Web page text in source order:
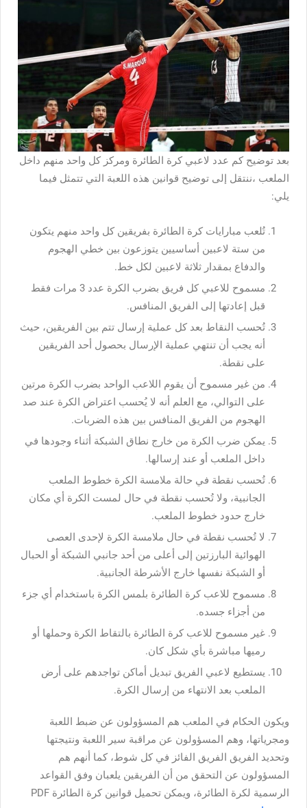
بعد توضيح كم عدد لاعبي كرة الطائرة ومركز كل واحد منهم داخل
الملعب ،ننتقل إلى توضيح قوانين هذه اللعبة التي تتمثل فيما
يلي:
تُلعب مبارايات كرة الطائرة بفريقين كل واحد منهم يتكون
من ستة لاعبين أساسيين يتوزعون بين خطي الهجوم
والدفاع بمقدار ثلاثة لاعبين لكل خط.
مسموح للاعبي كل فريق بضرب الكرة عدد 3 مرات فقط
قبل إعادتها إلى الفريق المنافس.
تُحسب النقاط بعد كل عملية إرسال تتم بين الفريقين، حيث
أنه يجب أن تنتهي عملية الإرسال بحصول أحد الفريقين
على نقطة.
من غير مسموح أن يقوم اللاعب الواحد بضرب الكرة مرتين
على التوالي، مع العلم أنه لا يُحسب اعتراض الكرة عند صد
الهجوم من الفريق المنافس بين هذه الضربات.
يمكن ضرب الكرة من خارج نطاق الشبكة أثناء وجودها في
داخل الملعب أو عند إرسالها.
تُحسب نقطة في حالة ملامسة الكرة خطوط الملعب
الجانبية، ولا تُحسب نقطة في حال لمست الكرة أي مكان
خارج حدود خطوط الملعب.
لا تُحسب نقطة في حال ملامسة الكرة لإحدى العصى
الهوائية البارزتين إلى أعلى من أحد جانبي الشبكة أو الحبال
أو الشبكة نفسها خارج الأشرطة الجانبية.
مسموح للاعب كرة الطائرة بلمس الكرة باستخدام أي جزء
من أجزاء جسده.
غير مسموح للاعب كرة الطائرة بالتقاط الكرة وحملها أو
رميها مباشرة بأي شكل كان.
يستطيع لاعبي الفريق تبديل أماكن تواجدهم على أرض
الملعب بعد الانتهاء من إرسال الكرة.
ويكون الحكام في الملعب هم المسؤولون عن ضبط اللعبة
ومجرياتها، وهم المسؤولون عن مراقبة سير اللعبة ونتيجتها
وتحديد الفريق الفريق الفائز في كل شوط، كما أنهم هم
المسؤولون عن التحقق من أن الفريقين يلعبان وفق القواعد
الرسمية لكرة الطائرة، ويمكن تحميل قوانين كرة الطائرة PDF